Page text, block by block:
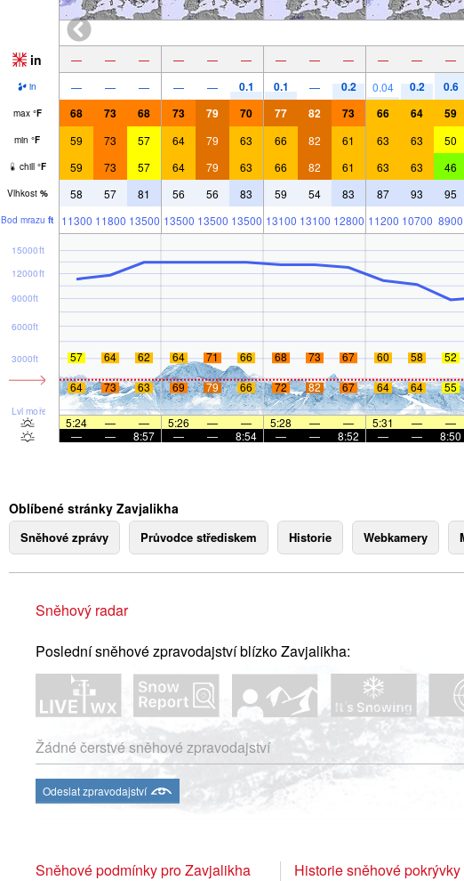
in — — — — — — — — — — — —
in — — — — — 0.1 0.1 — 0.2 0.04 0.2 0.6
max °F 68 73 68 73 79 70 77 82 73 66 64 59
min °F 59 73 57 64 79 63 66 82 61 63 63 50
chill °F 59 73 57 64 79 63 66 82 61 63 63 46
Vlhkost % 58 57 81 56 56 83 59 54 83 87 93 95
Bod mrazu ft 11300 11800 13500 13500 13500 13500 13100 13100 12800 11200 10700 8900
Lvl moře
3000ft
6000ft
9000ft
12000ft
15000ft
57 64 62 64 71 66 68 73 67 60 58 52
64
73 63 69 79 66 72 82 67 64 64 55
5:24 — — 5:26 — — 5:28 — — 5:31 — —
—
— 8:57 — — 8:54 — — 8:52 — — 8:50
Oblíbené stránky Zavjalikha
Sněhové zprávy Průvodce střediskem Historie Webkamery
Sněhový radar
Poslední sněhové zpravodajství blízko Zavjalikha:
Žádné čerstvé sněhové zpravodajství
Odeslat zpravodajství
Sněhové podmínky pro Zavjalikha Historie sněhové pokrývky